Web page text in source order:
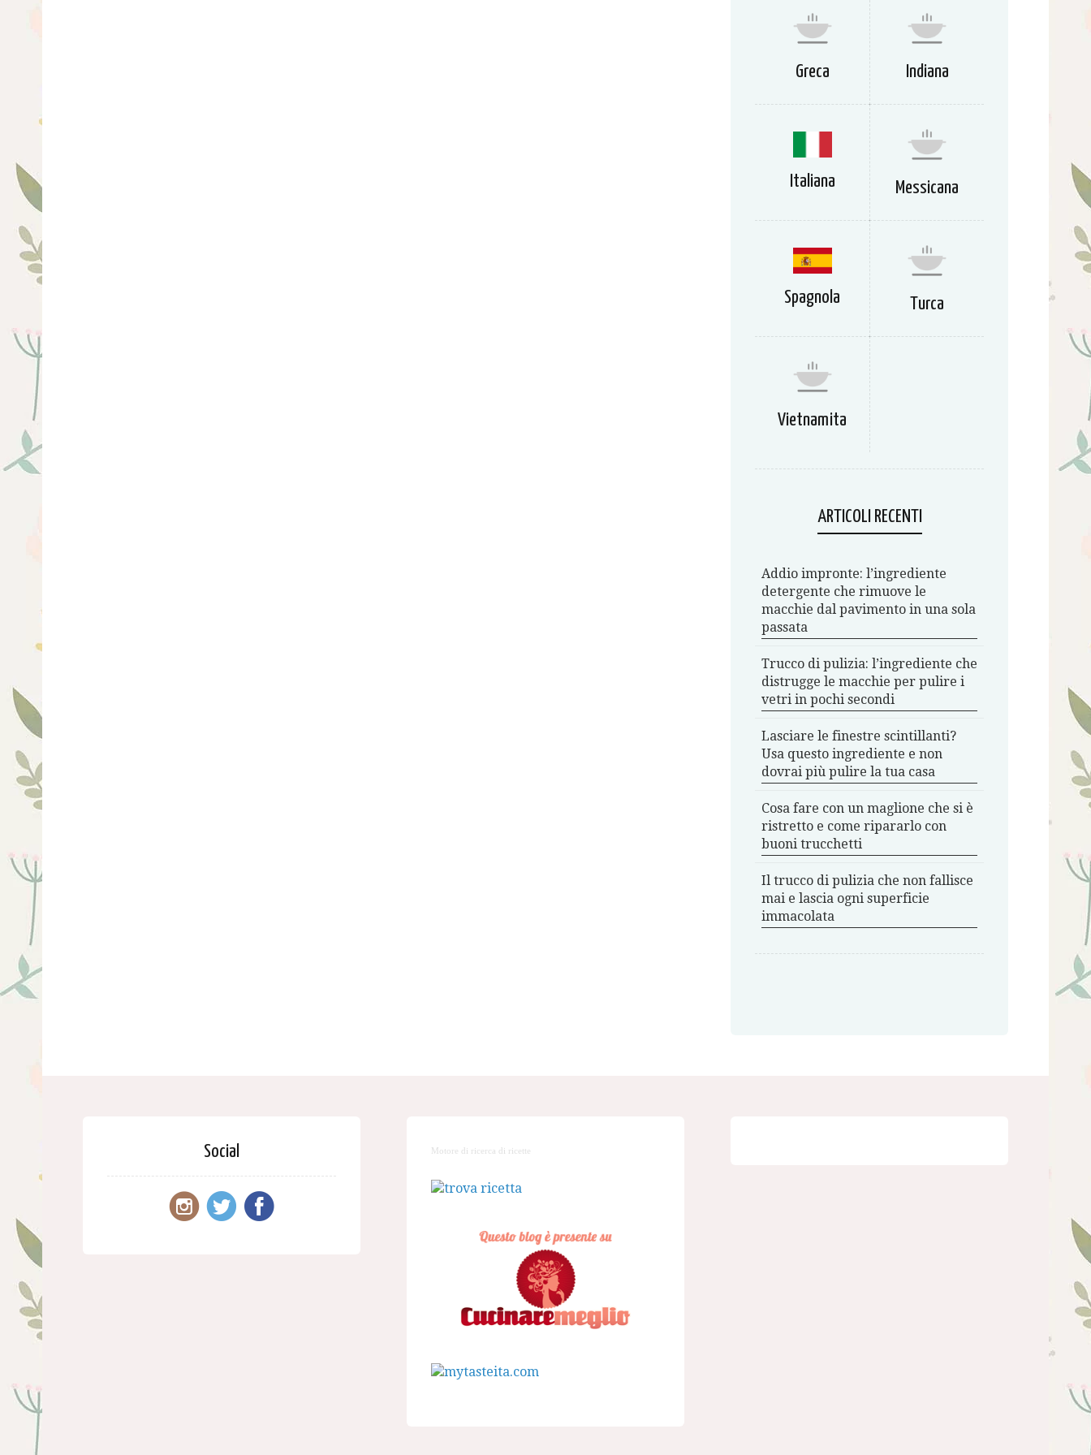
Greca Indiana
Italiana Messicana
Spagnola Turca
Vietnamita
ARTICOLI RECENTI
Addio impronte: l’ingrediente
detergente che rimuove le
macchie dal pavimento in una sola
passata
Trucco di pulizia: l’ingrediente che
distrugge le macchie per pulire i
vetri in pochi secondi
Lasciare le finestre scintillanti?
Usa questo ingrediente e non
dovrai più pulire la tua casa
Cosa fare con un maglione che si è
ristretto e come ripararlo con
buoni trucchetti
Il trucco di pulizia che non fallisce
mai e lascia ogni superficie
immacolata
Social Motore di ricerca di ricette